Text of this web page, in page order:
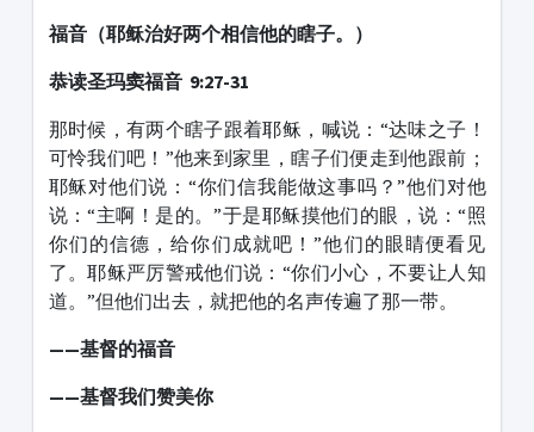
福音（耶稣治好两个相信他的瞎子。）
恭读圣玛窦福音 9:27-31
那时候，有两个瞎子跟着耶稣，喊说：“达味之子！
可怜我们吧！”他来到家里，瞎子们便走到他跟前；
耶稣对他们说：“你们信我能做这事吗？”他们对他
说：“主啊！是的。”于是耶稣摸他们的眼，说：“照
你们的信德，给你们成就吧！”他们的眼睛便看见
了。耶稣严厉警戒他们说：“你们小心，不要让人知
道。”但他们出去，就把他的名声传遍了那一带。
——基督的福音
——基督我们赞美你